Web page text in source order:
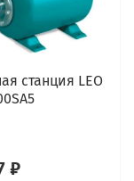
станция LEO
₽